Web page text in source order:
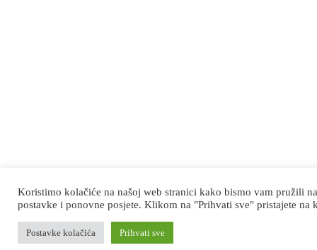
Koristimo kolačiće na našoj web stranici kako bismo vam pružili
postavke i ponovne posjete. Klikom na "Prihvati sve" pristajete na
Postavke kolačića Prihvati sve